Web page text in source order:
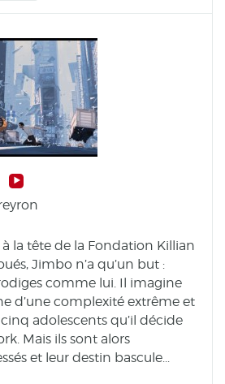
la tête de la Fondation Killian
Jimbo n’a qu’un but :
comme lui. Il imagine
d’une complexité extrême et
adolescents qu’il décide
Mais ils sont alors
et leur destin bascule...